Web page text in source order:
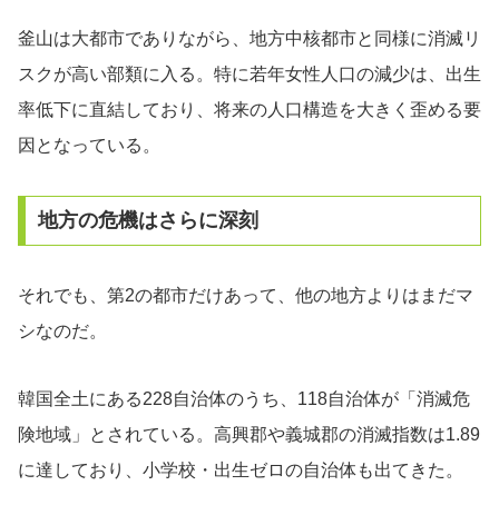
釜山は大都市でありながら、地方中核都市と同様に消滅リ
スクが高い部類に入る。特に若年女性人口の減少は、出生
率低下に直結しており、将来の人口構造を大きく歪める要
因となっている。
地方の危機はさらに深刻
それでも、第2の都市だけあって、他の地方よりはまだマ
シなのだ。
韓国全土にある228自治体のうち、118自治体が「消滅危
険地域」とされている。高興郡や義城郡の消滅指数は1.89
に達しており、小学校・出生ゼロの自治体も出てきた。